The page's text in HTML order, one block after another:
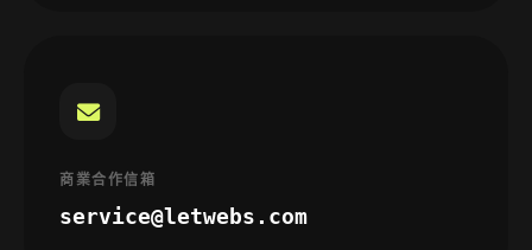
商業合作信箱
service@letwebs.com